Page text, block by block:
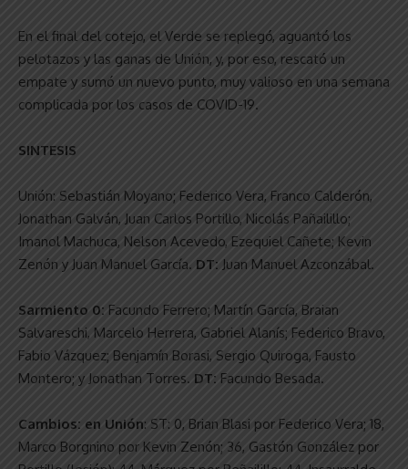
En el final del cotejo, el Verde se replegó, aguantó los
pelotazos y las ganas de Unión, y, por eso, rescató un
empate y sumó un nuevo punto, muy valioso en una semana
complicada por los casos de COVID-19.
SINTESIS
Unión: Sebastián Moyano; Federico Vera, Franco Calderón,
Jonathan Galván, Juan Carlos Portillo, Nicolás Pañailillo;
Imanol Machuca, Nelson Acevedo, Ezequiel Cañete; Kevin
Zenón y Juan Manuel García. DT: Juan Manuel Azconzábal.
Sarmiento 0: Facundo Ferrero; Martín García, Braian
Salvareschi, Marcelo Herrera, Gabriel Alanís; Federico Bravo,
Fabio Vázquez; Benjamín Borasi, Sergio Quiroga, Fausto
Montero; y Jonathan Torres. DT: Facundo Besada.
Cambios: en Unión: ST: 0, Brian Blasi por Federico Vera; 18,
Marco Borgnino por Kevin Zenón; 36, Gastón González por